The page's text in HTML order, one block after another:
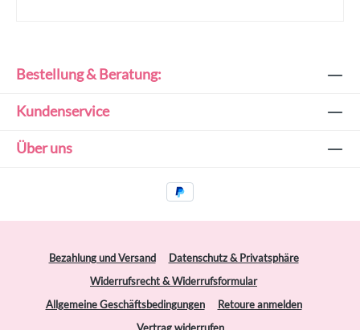
Bestellung & Beratung:
Kundenservice
Über uns
Bezahlung und Versand
Datenschutz & Privatsphäre
Widerrufsrecht & Widerrufsformular
Allgemeine Geschäftsbedingungen
Retoure anmelden
Vertrag widerrufen